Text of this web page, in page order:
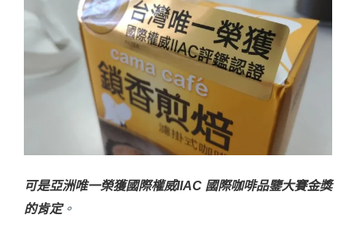
可是亞洲唯一榮獲國際權威IIAC 國際咖啡品鑒大賽金獎
的肯定。